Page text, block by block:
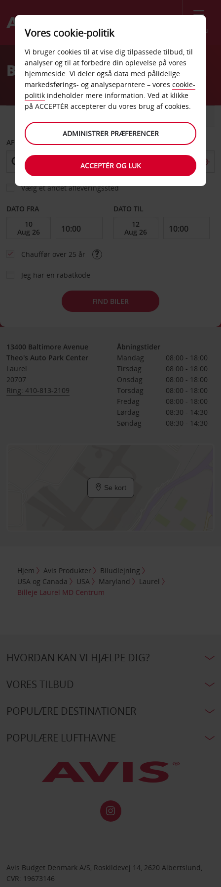
Menu
Welcome
AvisBilleje Laurel MD Centrum
AFHENT FRA
Vælg et andet afleveringssted
DATO FRA DATO TIL
Chauffør over 25 år
Jeg har en rabatkode
FIND BILER
13400 Baltimore Avenue
Theo's Auto Park Center
Laurel
20707
Ring: 410-813-2109
Åbningstider
Mandag
08:00 - 18:00
Tirsdag
08:00 - 18:00
Onsdag
08:00 - 18:00
Torsdag
08:00 - 18:00
Fredag
08:00 - 18:00
Lørdag
08:30 - 14:30
Søndag
08:30 - 14:30
Se kort
Hjem Avis Produkter
Biludlejning
USA og Canada
USA Maryland
Laurel
Billeje Laurel MD Centrum
HVORDAN KAN VI HJÆLPE DIG?
VORES TILBUD
POPULÆRE DESTINATIONER
POPULÆRE LUFTHAVNE
Avis Budget Denmark A/S, Roskildevej 14, 2620 Albertslund,
CVR: 19673146
Vores cookie-politik
Vi bruger cookies til at vise dig tilpassede tilbud, til
analyser og til at forbedre din oplevelse på vores
hjemmeside. Vi deler også data med pålidelige
markedsførings- og analyseparntere – vores cookie-
politik indeholder mere information. Ved at klikke
på ACCEPTÉR accepterer du vores brug af cookies.
ADMINISTRER PRÆFERENCER
ACCEPTÉR OG LUK